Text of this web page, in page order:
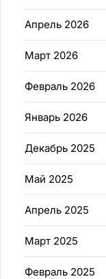
Апрель 2026
Март 2026
Февраль 2026
Январь 2026
Декабрь 2025
Май 2025
Апрель 2025
Март 2025
Февраль 2025